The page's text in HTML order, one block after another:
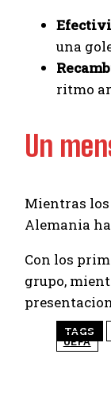
una
ritmo
Un
Mientras los
Alemania
Con los
grupo,
TAGS
UEFA